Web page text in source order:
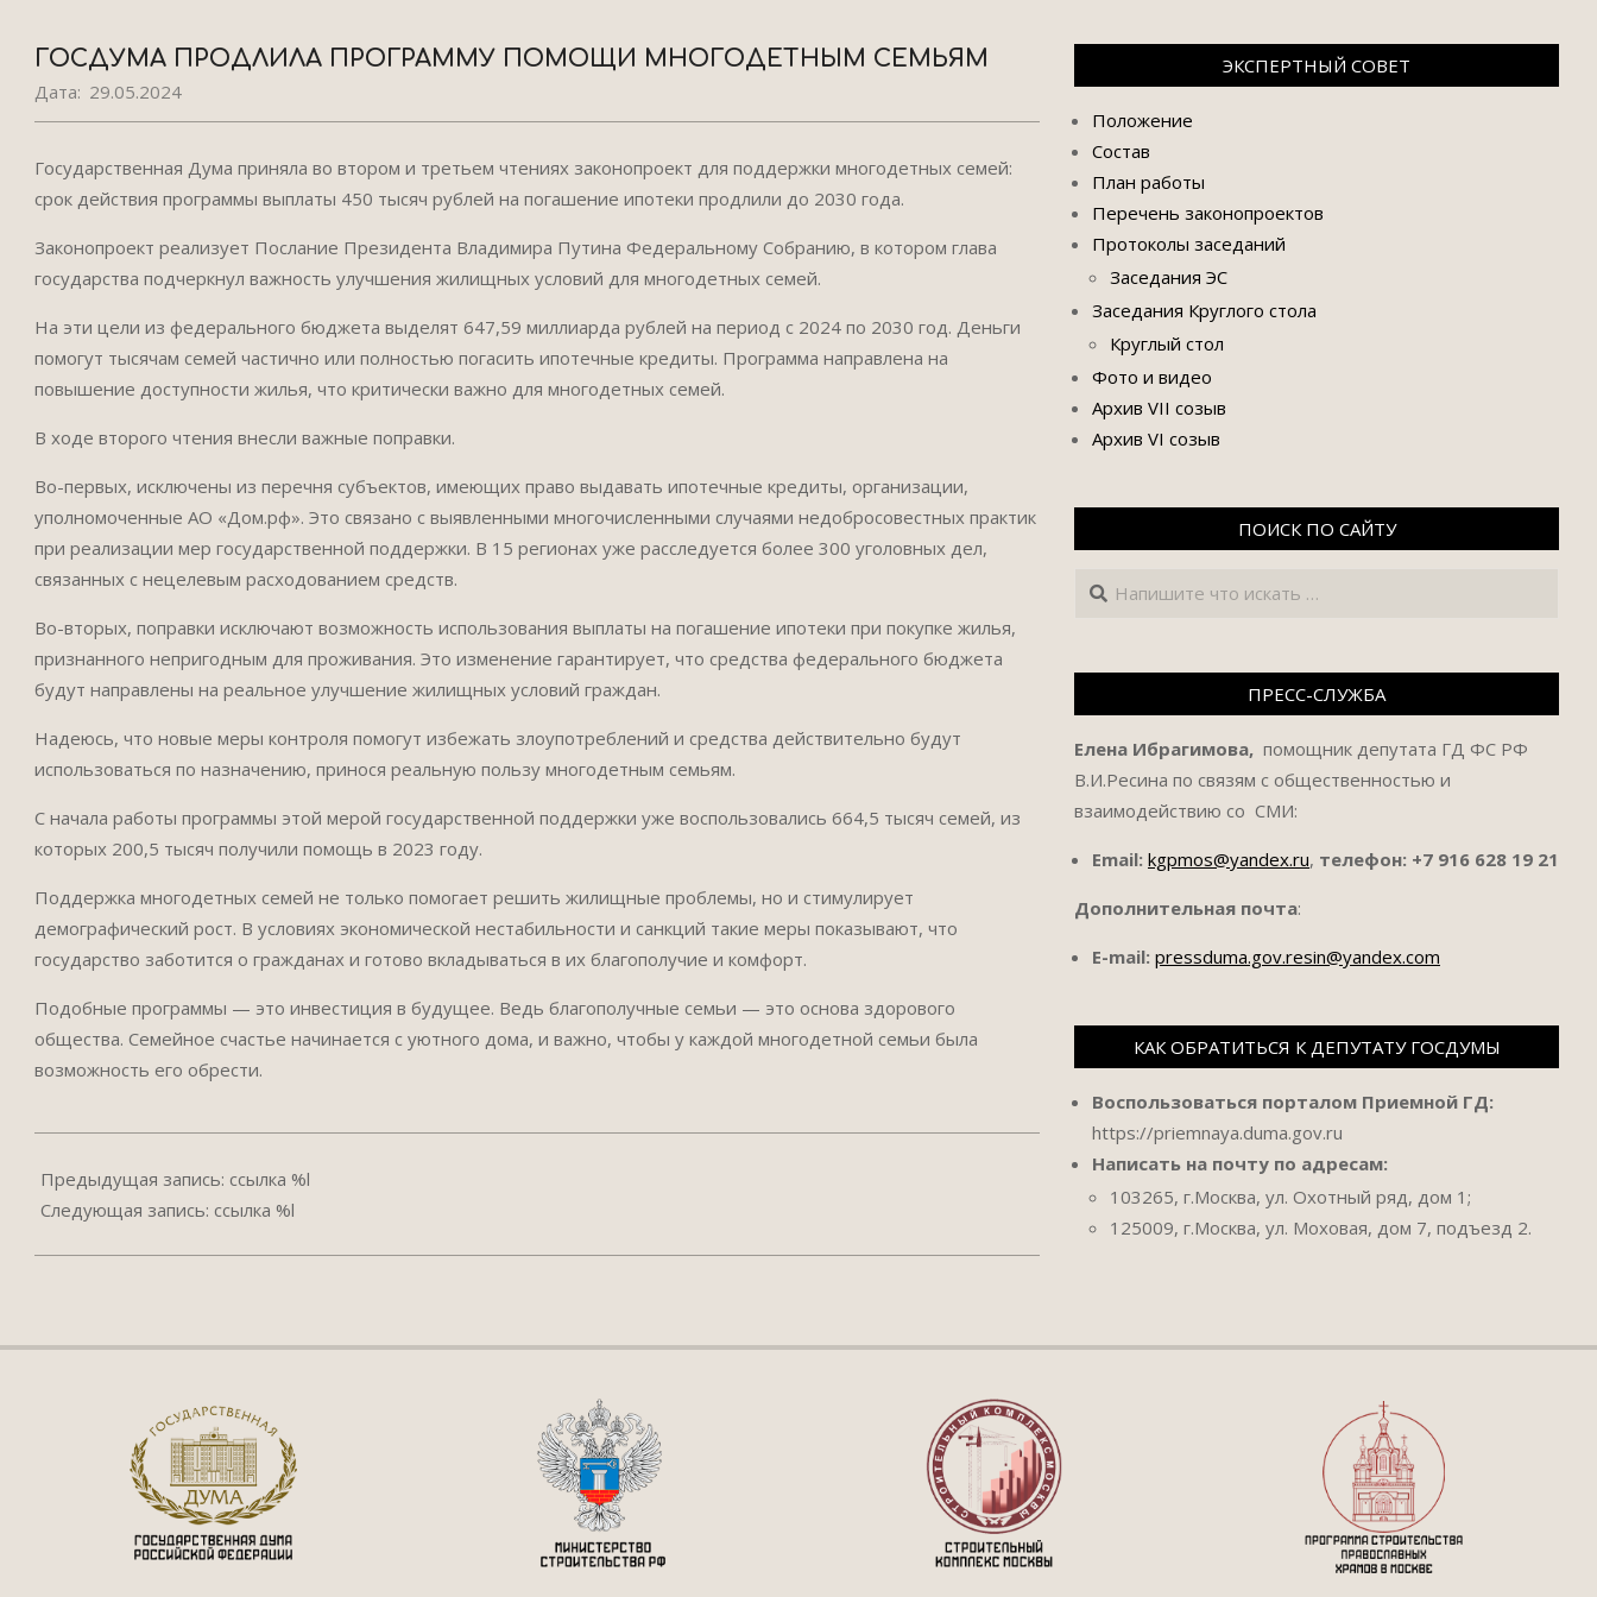
ГОСДУМА ПРОДЛИЛА ПРОГРАММУ ПОМОЩИ МНОГОДЕТНЫМ СЕМЬЯМ
Дата: 29.05.2024
Государственная Дума приняла во втором и третьем чтениях законопроект для поддержки многодетных семей:
срок действия программы выплаты 450 тысяч рублей на погашение ипотеки продлили до 2030 года.
Законопроект реализует Послание Президента Владимира Путина Федеральному Собранию, в котором глава
государства подчеркнул важность улучшения жилищных условий для многодетных семей.
На эти цели из федерального бюджета выделят 647,59 миллиарда рублей на период с 2024 по 2030 год. Деньги
помогут тысячам семей частично или полностью погасить ипотечные кредиты. Программа направлена на
повышение доступности жилья, что критически важно для многодетных семей.
В ходе второго чтения внесли важные поправки.
Во-первых, исключены из перечня субъектов, имеющих право выдавать ипотечные кредиты, организации,
уполномоченные АО «Дом.рф». Это связано с выявленными многочисленными случаями недобросовестных практик
при реализации мер государственной поддержки. В 15 регионах уже расследуется более 300 уголовных дел,
связанных с нецелевым расходованием средств.
Во-вторых, поправки исключают возможность использования выплаты на погашение ипотеки при покупке жилья,
признанного непригодным для проживания. Это изменение гарантирует, что средства федерального бюджета
будут направлены на реальное улучшение жилищных условий граждан.
Надеюсь, что новые меры контроля помогут избежать злоупотреблений и средства действительно будут
использоваться по назначению, принося реальную пользу многодетным семьям.
С начала работы программы этой мерой государственной поддержки уже воспользовались 664,5 тысяч семей, из
которых 200,5 тысяч получили помощь в 2023 году.
Поддержка многодетных семей не только помогает решить жилищные проблемы, но и стимулирует
демографический рост. В условиях экономической нестабильности и санкций такие меры показывают, что
государство заботится о гражданах и готово вкладываться в их благополучие и комфорт.
Подобные программы — это инвестиция в будущее. Ведь благополучные семьи — это основа здорового
общества. Семейное счастье начинается с уютного дома, и важно, чтобы у каждой многодетной семьи была
возможность его обрести.
05-
29
Предыдущая запись: ссылка %l
Следующая запись: ссылка %l
ЭКСПЕРТНЫЙ СОВЕТ
Положение
Состав
План работы
Перечень законопроектов
Протоколы заседаний
Заседания ЭС
Заседания Круглого стола
Круглый стол
Фото и видео
Архив VII созыв
Архив VI созыв
ПОИСК ПО САЙТУ
Поиск
ПРЕСС-СЛУЖБА
Елена Ибрагимова, помощник депутата ГД ФС РФ
В.И.Ресина по связям с общественностью и
взаимодействию со СМИ:
Email: kgpmos@yandex.ru, телефон: +7 916 628 19 21
Дополнительная почта:
E-mail: pressduma.gov.resin@yandex.com
КАК ОБРАТИТЬСЯ К ДЕПУТАТУ ГОСДУМЫ
Воспользоваться порталом Приемной ГД:
https://priemnaya.duma.gov.ru
Написать на почту по адресам:
103265, г.Москва, ул. Охотный ряд, дом 1;
125009, г.Москва, ул. Моховая, дом 7, подъезд 2.